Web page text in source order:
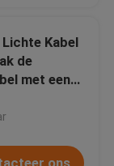
Kabel
de
met een